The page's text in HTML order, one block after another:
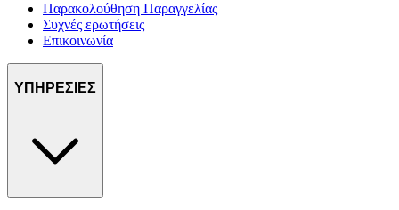
Παρακολούθηση Παραγγελίας
Συχνές ερωτήσεις
Επικοινωνία
ΥΠΗΡΕΣΙΕΣ